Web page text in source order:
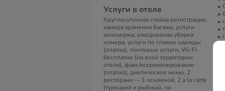
Услуги в отеле
Круглосуточная стойка регистрации,
камера хранения багажа, услуги
консьержа, ежедневная уборка
номера, услуги по глажке одежды
(платно), почтовые услуги, Wi-Fi
бесплатно (на всей территории
отеля), факс/ксерокопирование
(платно), диетическое меню, 2
ресторана — 1 основной, 2 a la carte
(турецкий и рыбный, по